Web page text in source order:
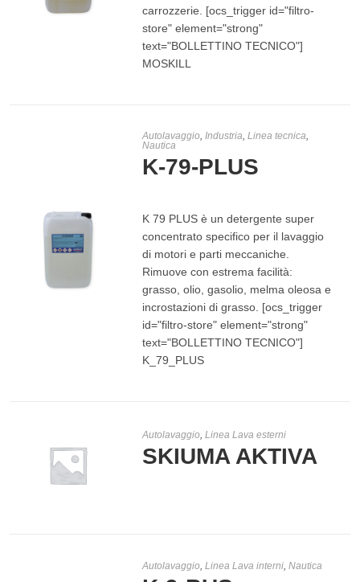
carrozzerie. [ocs_trigger id="filtro-
store" element="strong"
text="BOLLETTINO TECNICO"]
MOSKILL
Autolavaggio,Industria,Linea tecnica,
Nautica
K-79-PLUS
K 79 PLUS è un detergente super
concentrato specifico per il lavaggio
di motori e parti meccaniche.
Rimuove con estrema facilità:
grasso, olio, gasolio, melma oleosa e
incrostazioni di grasso. [ocs_trigger
id="filtro-store" element="strong"
text="BOLLETTINO TECNICO"]
K_79_PLUS
Autolavaggio,Linea Lava esterni
SKIUMA AKTIVA
Autolavaggio ,Linea Lava interni ,Nautica